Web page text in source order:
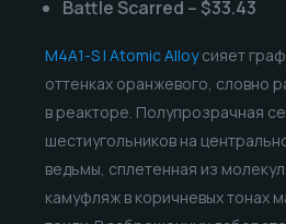
Battle Scarred – $33.43
M4A1-S | Atomic Alloyсияет
оттенках оранжевого, словно
в реакторе. Полупрозрачная
шестиугольников на
ведьмы, сплетенная из
камуфляж в коричневых тонах